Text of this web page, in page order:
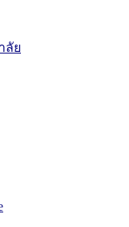
ลัย